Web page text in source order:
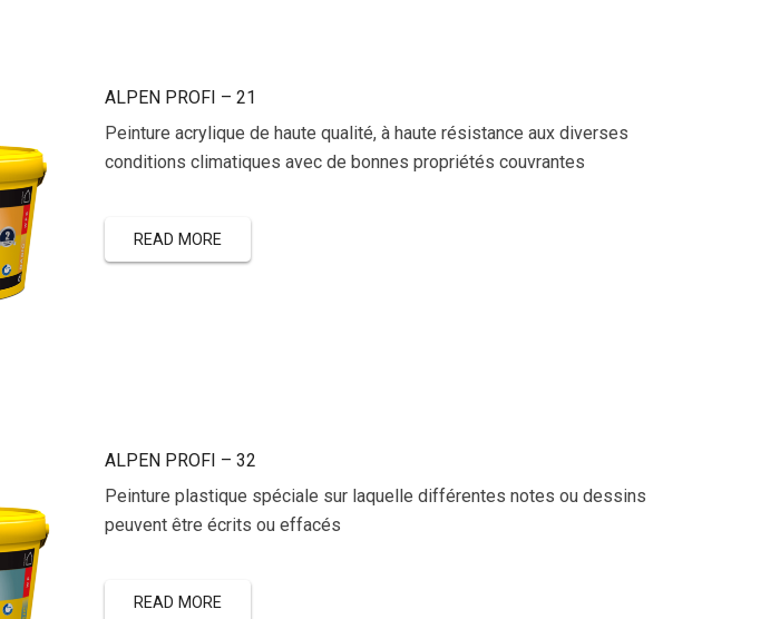
ALPEN PROFI – 21
Peinture acrylique de haute qualité, à haute résistance aux diverses
conditions climatiques avec de bonnes propriétés couvrantes
READ MORE
ALPEN PROFI – 32
Peinture plastique spéciale sur laquelle différentes notes ou dessins
peuvent être écrits ou effacés
READ MORE